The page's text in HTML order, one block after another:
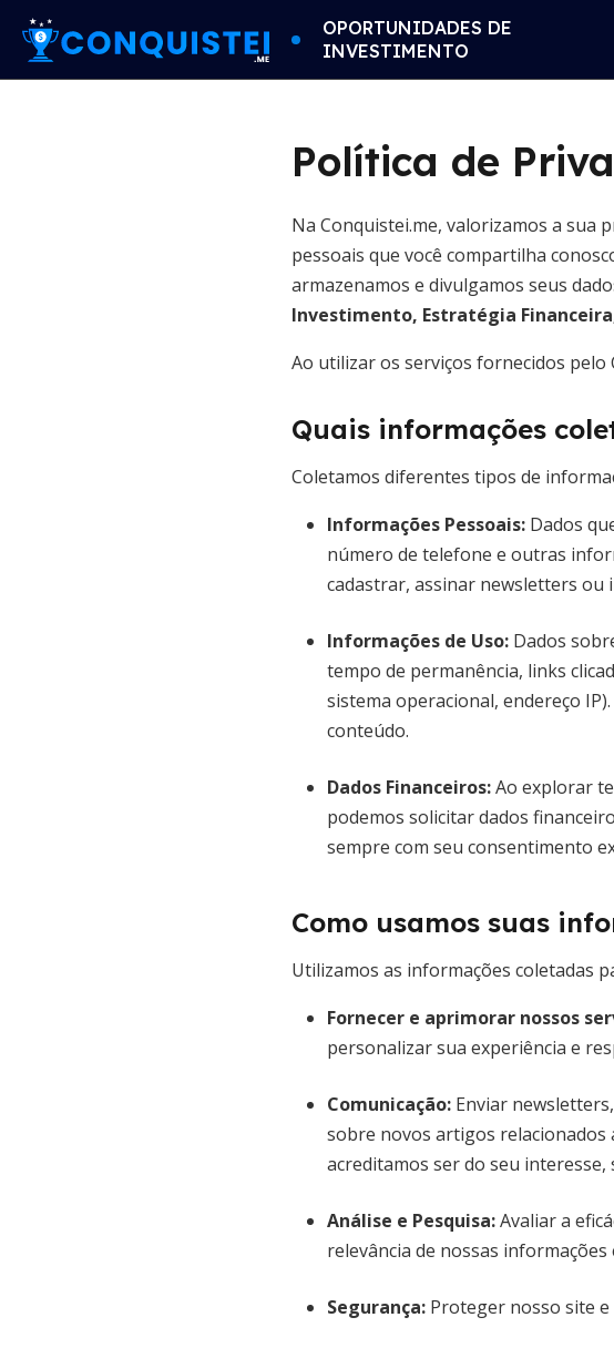
OPORTUNIDADES DE
INVESTIMENTO
Política de
Na Conquistei.me, valorizamos a sua
pessoais que você compartilha
armazenamos e divulgamos seus
Investimento, Estratégia
Ao utilizar os serviços fornecidos pelo
Quais informações
Coletamos diferentes tipos de
Informações Pessoais: Dados
número de telefone e outras
cadastrar, assinar newsletters
Informações de Uso: Dados
tempo de permanência, links
sistema operacional, endereço
conteúdo.
Dados Financeiros:Ao explorar
podemos solicitar dados
sempre com seu consentimento
Como usamos suas
Utilizamos as informações coletadas
Fornecer e aprimorar nossos
personalizar sua experiência e
Comunicação: Enviar
sobre novos artigos relacionados
acreditamos ser do seu interesse,
Análise e Pesquisa:Avaliar a
relevância de nossas
Segurança: Proteger nosso site